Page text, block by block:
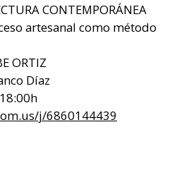
CONTEMPORÁNEA
artesanal como método
ORTIZ
Díaz
j/6860144439